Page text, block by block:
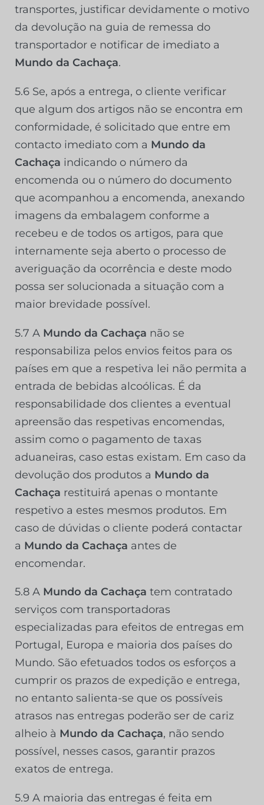
transportes, justificar devidamente o motivo
da devolução na guia de remessa do
transportador e notificar de imediato a
Mundo da Cachaça.
5.6 Se, após a entrega, o cliente verificar
que algum dos artigos não se encontra em
conformidade, é solicitado que entre em
contacto imediato com a Mundo da
Cachaça indicando o número da
encomenda ou o número do documento
que acompanhou a encomenda, anexando
imagens da embalagem conforme a
recebeu e de todos os artigos, para que
internamente seja aberto o processo de
averiguação da ocorrência e deste modo
possa ser solucionada a situação com a
maior brevidade possível.
5.7 A Mundo da Cachaça não se
responsabiliza pelos envios feitos para os
países em que a respetiva lei não permita a
entrada de bebidas alcoólicas. É da
responsabilidade dos clientes a eventual
apreensão das respetivas encomendas,
assim como o pagamento de taxas
aduaneiras, caso estas existam. Em caso da
devolução dos produtos a Mundo da
Cachaça restituirá apenas o montante
respetivo a estes mesmos produtos. Em
caso de dúvidas o cliente poderá contactar
a Mundo da Cachaça antes de
encomendar.
5.8 A Mundo da Cachaça tem contratado
serviços com transportadoras
especializadas para efeitos de entregas em
Portugal, Europa e maioria dos países do
Mundo. São efetuados todos os esforços a
cumprir os prazos de expedição e entrega,
no entanto salienta-se que os possíveis
atrasos nas entregas poderão ser de cariz
alheio à Mundo da Cachaça, não sendo
possível, nesses casos, garantir prazos
exatos de entrega.
5.9 A maioria das entregas é feita em